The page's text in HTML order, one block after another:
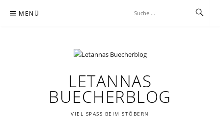
Inhalt MENÜ
LETANNAS
BUECHERBLOG
VIEL SPASS BEIM STÖBERN